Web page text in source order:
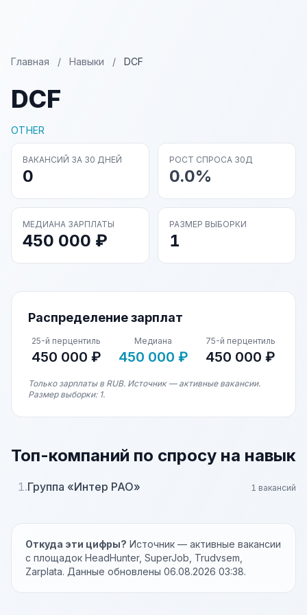
Главная / Навыки / DCF
DCF
OTHER
ВАКАНСИЙ ЗА 30 ДНЕЙ
0
РОСТ СПРОСА 30Д
0.0%
МЕДИАНА ЗАРПЛАТЫ
450 000 ₽
РАЗМЕР ВЫБОРКИ
1
Распределение зарплат
25-й перцентиль
450 000 ₽
Медиана
450 000 ₽
75-й перцентиль
450 000 ₽
Только зарплаты в RUB. Источник — активные вакансии.
Размер выборки: 1.
Топ-компаний по спросу на навык
1.Группа «Интер РАО» 1 вакансий
Откуда эти цифры? Источник — активные вакансии
с площадок HeadHunter, SuperJob, Trudvsem,
Zarplata. Данные обновлены 06.08.2026 03:38.